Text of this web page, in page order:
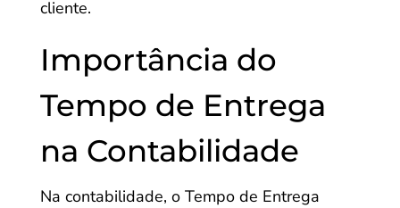
cliente.
Importância do
Tempo de Entrega
na Contabilidade
Na contabilidade, o Tempo de Entrega